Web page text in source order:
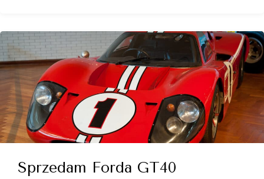
Sprzedam Forda GT40